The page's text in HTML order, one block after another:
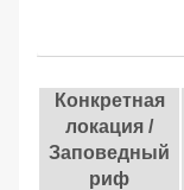
Конкретная
локация /
Заповедный
риф